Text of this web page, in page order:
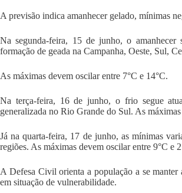
A previsão indica amanhecer gelado, mínimas
Na segunda-feira, 15 de junho, o
formação de geada na Campanha, Oeste, Sul,
As máximas devem oscilar entre 7°C e 14°C.
Na terça-feira, 16 de junho, o frio segue
generalizada no Rio Grande do Sul. As
Já na quarta-feira, 17 de junho, as mínimas
regiões. As máximas devem oscilar entre 9°C e
A Defesa Civil orienta a população a se manter
em situação de vulnerabilidade.